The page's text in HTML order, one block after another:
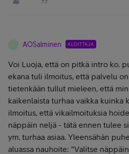
AOSalminen ALOITTAJA
Voi Luoja, että on pitkä intro ko.
ekana tuli ilmoitus, että palvelu on
tietenkään tullut mieleen, että
kaikenlaista turhaa vaikka kuinka
ilmoitus, että vikailmoituksia
näppäin neljä - tätä ennen tulee
ym. turhaa asiaa. Yleensähän
aluassa nauhoite: "Valitse